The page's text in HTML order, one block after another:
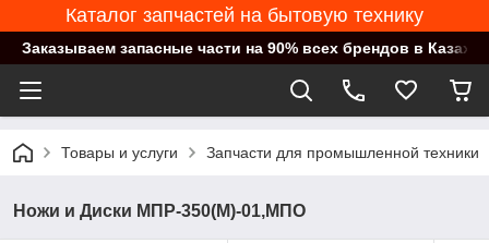
Каталог запчастей на бытовую технику
Заказываем запасные части на 90% всех брендов в
Товары и услуги Запчасти для промышленной техники
Ножи и Диски МПР-350(М)-01,МПО